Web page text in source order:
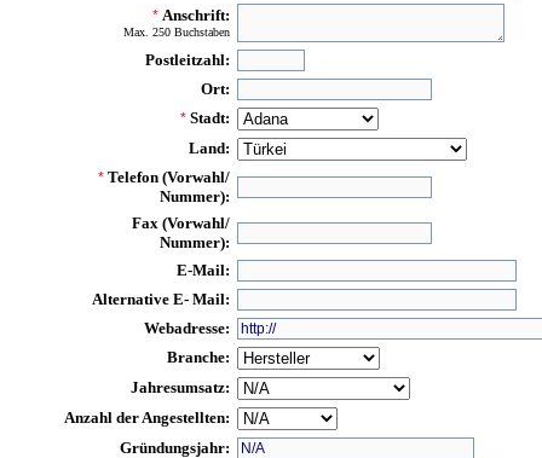
* Anschrift:
Max. 250 Buchstaben
Postleitzahl:
Ort:
* Stadt:
Land:
* Telefon (Vorwahl/
Nummer):
Fax (Vorwahl/
Nummer):
E-Mail:
Alternative E- Mail:
Webadresse:
Branche:
Jahresumsatz:
Anzahl der Angestellten:
Gründungsjahr: